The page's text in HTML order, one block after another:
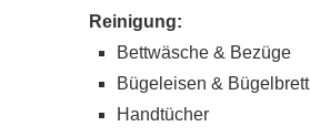
Reinigung:
Bettwäsche & Bezüge
Bügeleisen & Bügelbrett
Handtücher